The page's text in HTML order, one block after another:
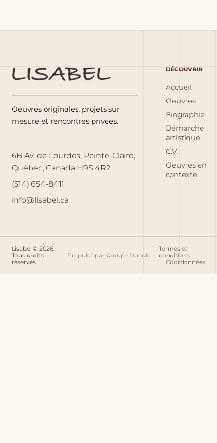
Oeuvres originales, projets sur
mesure et rencontres privées.
6B Av. de Lourdes, Pointe-Claire,
Québec, Canada H9S 4R2
(514) 654-8411
info@lisabel.ca
DÉCOUVRIR
Accueil
Oeuvres
Biographie
Démarche
artistique
C.V.
Oeuvres en
contexte
Lisabel © 2026.
Tous droits
réservés.
Propulsé par Groupe Dubois
Termes et
conditions
Coordonnées